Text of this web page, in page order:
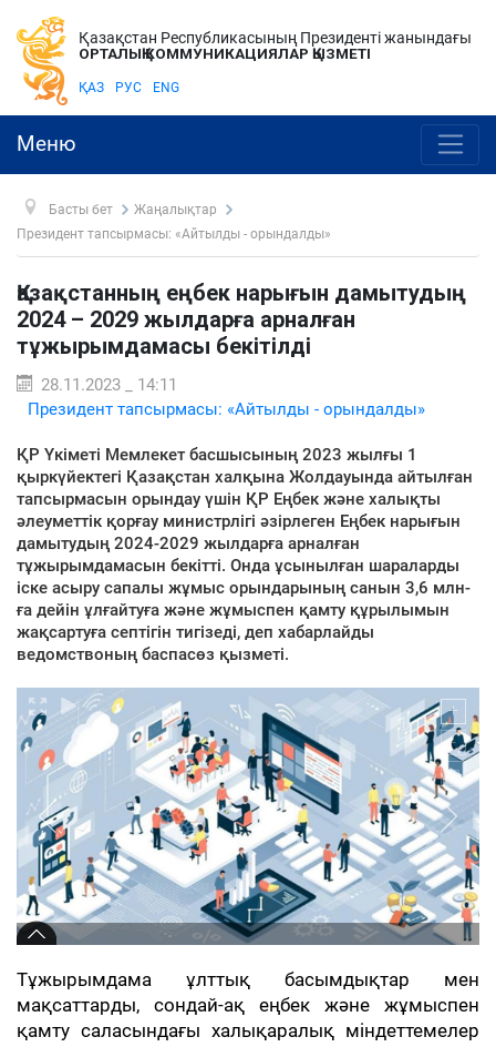
Қазақстан Республикасының Президенті жанындағы
ОРТАЛЫҚ КОММУНИКАЦИЯЛАР ҚЫЗМЕТІ
ҚАЗ РУС ENG
Меню
Басты бет
Жаңалықтар
Президент тапсырмасы: «Айтылды - орындалды»
Қазақстанның еңбек нарығын дамытудың
2024 – 2029 жылдарға арналған
тұжырымдамасы бекітілді
28.11.2023 _ 14:11
Президент тапсырмасы: «Айтылды - орындалды»
ҚР Үкіметі Мемлекет басшысының 2023 жылғы 1
қыркүйектегі Қазақстан халқына Жолдауында айтылған
тапсырмасын орындау үшін ҚР Еңбек және халықты
әлеуметтік қорғау министрлігі әзірлеген Еңбек нарығын
дамытудың 2024-2029 жылдарға арналған
тұжырымдамасын бекітті. Онда ұсынылған шараларды
іске асыру сапалы жұмыс орындарының санын 3,6 млн-
ға дейін ұлғайтуға және жұмыспен қамту құрылымын
жақсартуға септігін тигізеді, деп хабарлайды
ведомствоның баспасөз қызметі.
Тұжырымдама ұлттық басымдықтар мен
мақсаттарды, сондай-ақ еңбек және жұмыспен
қамту саласындағы халықаралық міндеттемелер